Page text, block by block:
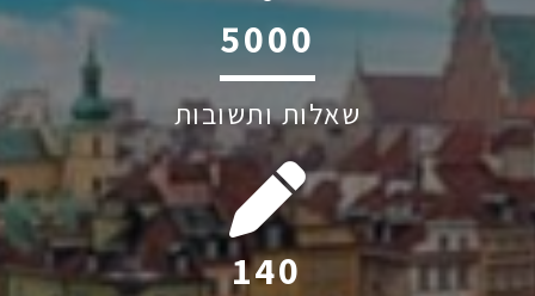
6045
שאלות ותשובות
197